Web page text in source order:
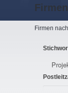
Firmen